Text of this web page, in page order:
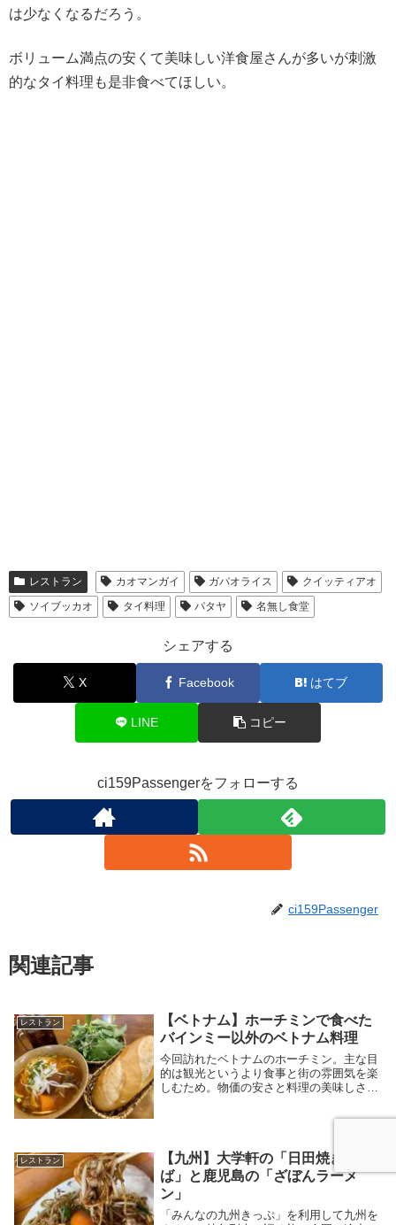
は少なくなるだろう。
ボリューム満点の安くて美味しい洋食屋さんが多いが刺激
的なタイ料理も是非食べてほしい。
レストラン カオマンガイ ガパオライス
クイッティアオ
ソイブッカオ
タイ料理 パタヤ 名無し食堂
シェアする
X Facebook はてブ
LINE コピー
ci159Passengerをフォローする
ci159Passenger
関連記事
レストラン
【ベトナム】ホーチミンで食べた
バインミー以外のベトナム料理
今回訪れたベトナムのホーチミン。主な目
的は観光というより食事と街の雰囲気を楽
しむため。物価の安さと料理の美味しさは
中心地には観光客向けの高級店はもちろ
レストラン
【九州】大学軒の「日田焼きそ
ば」と鹿児島の「ざぼんラーメ
ン」
「みんなの九州きっぷ」を利用して九州を